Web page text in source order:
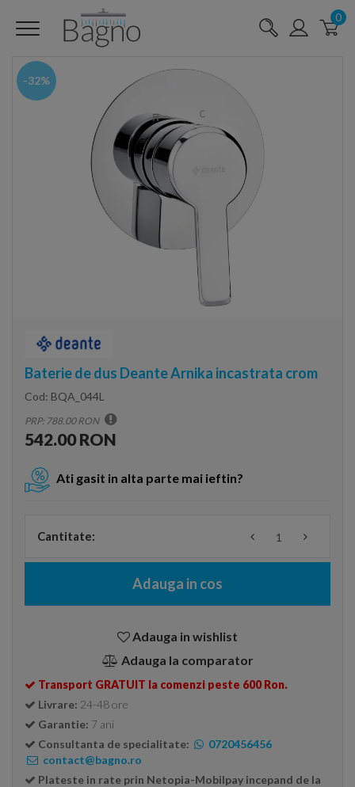
0
-32%
Baterie de dus Deante Arnika incastrata crom
Cod: BQA_044L
PRP: 788.00 RON
542.00 RON
Ati gasit in alta parte mai ieftin?
Cantitate:
Adauga in cos
Adauga in wishlist
Adauga la comparator
Transport GRATUIT la comenzi peste 600 Ron.
Livrare: 24-48 ore
Garantie: 7 ani
Consultanta de specialitate:
0720456456
contact@bagno.ro
Plateste in rate prin Netopia-Mobilpay incepand de la